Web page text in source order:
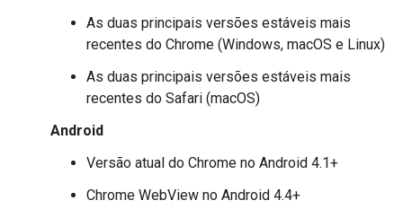
As duas principais versões estáveis mais
recentes do Chrome (Windows, macOS e Linux)
As duas principais versões estáveis mais
recentes do Safari (macOS)
Android
Versão atual do Chrome no Android 4.1+
Chrome WebView no Android 4.4+